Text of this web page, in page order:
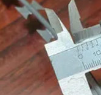
VISITA
À
FÁBRICA